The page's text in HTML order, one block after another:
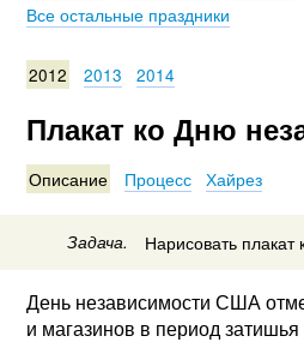
Все остальные праздники
2012 2013 2014
Плакат ко Дню
Описание Процесс Хайрез
Задача. Нарисовать
День независимости США
и магазинов в период